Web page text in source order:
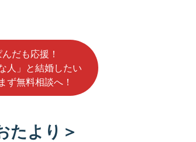
だも応援！
人」と結婚したい
ず無料相談へ！
たより＞